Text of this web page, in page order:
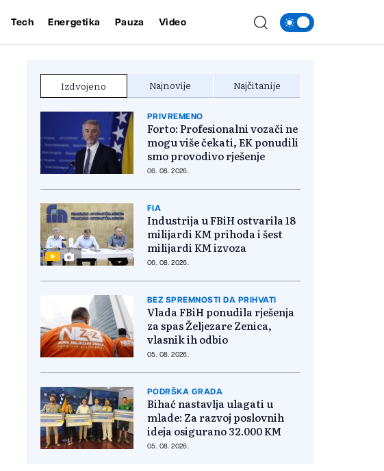
Tech Energetika Pauza Video
Izdvojeno Najnovije Najčitanije
PRIVREMENO
Forto: Profesionalni vozači ne
mogu više čekati, EK ponudili
smo provodivo rješenje
06. 08. 2026.
FIA
Industrija u FBiH ostvarila 18
milijardi KM prihoda i šest
milijardi KM izvoza
06. 08. 2026.
BEZ SPREMNOSTI DA PRIHVATI
Vlada FBiH ponudila rješenja
za spas Željezare Zenica,
vlasnik ih odbio
05. 08. 2026.
PODRŠKA GRADA
Bihać nastavlja ulagati u
mlade: Za razvoj poslovnih
ideja osigurano 32.000 KM
05. 08. 2026.